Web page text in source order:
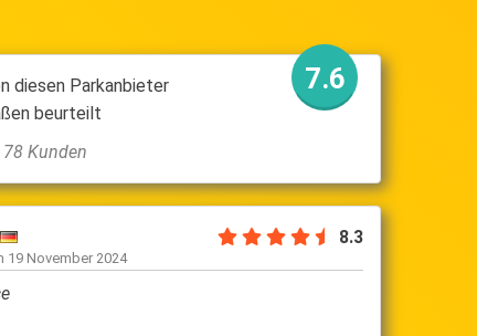
diesen Parkanbieter
beurteilt
7.6
Kunden
am20 October 2024
op tijd!